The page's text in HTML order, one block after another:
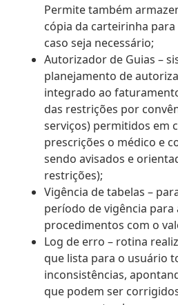
Permite também
cópia da carteirinha
caso seja necessário;
Autorizador de Guias –
planejamento de
integrado ao
das restrições por
serviços) permitidos em
prescrições o médico e
sendo avisados e
restrições);
Vigência de tabelas –
período de vigência para
procedimentos com o
Log de erro – rotina
que lista para o usuário
inconsistências,
que podem ser